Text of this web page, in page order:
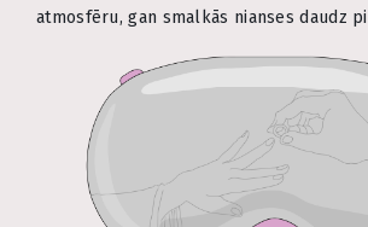
atmosfēru, gan smalkās nianses daudz